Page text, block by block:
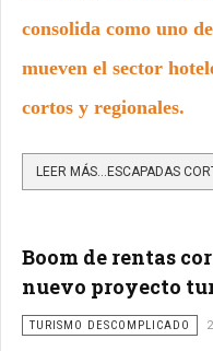
consolida como uno
mueven el sector
cortos y regionales.
Boom de rentas
nuevo proyecto
TURISMO DESCOMPLICADO